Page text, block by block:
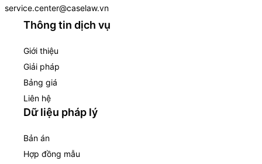
service.center@caselaw.vn
Thông tin dịch vụ
Giới thiệu
Giải pháp
Bảng giá
Liên hệ
Dữ liệu pháp lý
Bản án
Hợp đồng mẫu